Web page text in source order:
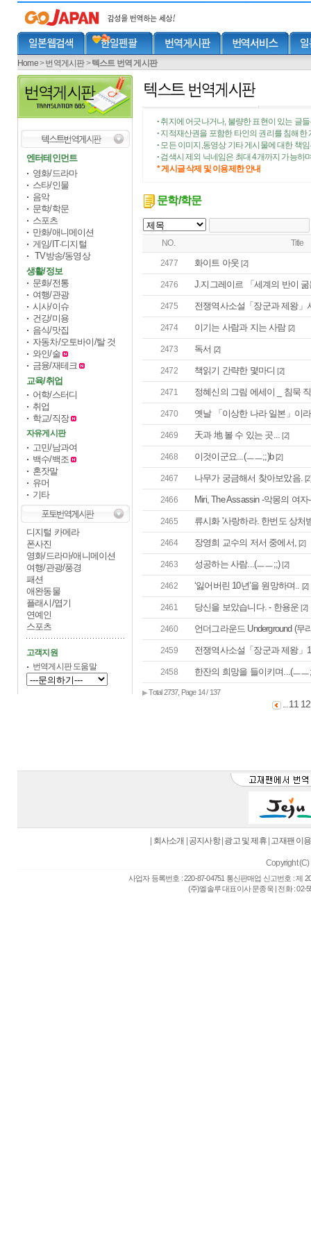
Home>번역게시판>텍스트 번역 게시판
엔터테인먼트
영화/드라마
스타/인물
음악
문학/학문
스포츠
만화/애니메이션
게임/IT·디지털
TV방송/동영상
생활/정보
문화/전통
여행/관광
시사/이슈
건강/미용
음식/맛집
자동차/오토바이/탈 것
와인/술
금융/재테크
교육/취업
어학/스터디
취업
학교/직장
자유게시판
고민/남과여
백수/백조
혼잣말
유머
기타
디지털 카메라
폰사진
영화/드라마/애니메이션
여행/관광/풍경
패션
애완동물
플래시/엽기
연예인
스포츠
고객지원
번역게시판 도움말
• 취지에 어긋나거나, 불량한 표현이 있는 글
• 지적재산권을 포함한 타인의 권리를 침해한
• 모든 이미지,동영상 기타 게시물에 대한 책
• 검색시 제외 닉네임은 최대 4개까지 가능하
* 게시글 삭제 및 이용제한 안내
문학/학문
NO. Title
2477 화이트 아웃 [2]
2476 J.지그레이르 「세계의 반이
2475 전쟁역사소설「장군과 제왕」
2474 이기는 사람과 지는 사람 [2]
2473 독서 [2]
2472 책읽기 간략한 몇마디 [2]
2471 정혜신의 그림 에세이 _ 침묵
2470 옛날 「이상한 나라 일본」이
2469 天과 地 볼 수 있는 곳... [2]
2468 이것이군요...(ㅡㅡ;;)b [2]
2467 나무가 궁금해서 찾아보았음. [2]
2466 Miri, The Assassin -악몽의 여자
2465 류시화 '사랑하라. 한번도 상처
2464 장영희 교수의 저서 중에서, [2]
2463 성공하는 사람...(ㅡㅡ;;) [2]
2462 ‘잃어버린 10년’을 원망하며.. [2]
2461 당신을 보았습니다. - 한용운 [2]
2460 언더그라운드 Underground (무
2459 전쟁역사소설「장군과 제왕」
2458 한잔의 희망을 들이키며...(ㅡㅡ
▶ Total 2737, Page 14 / 137
... 11 12
회사소개 공지사항| 광고 및 제휴| 고재팬 이
Copyright (C)
사업자 등록번호 : 220-87-04751 통신판매업 신고번호 : 제
(주)엘솔루 대표이사 문종욱 | 전화 : 02-